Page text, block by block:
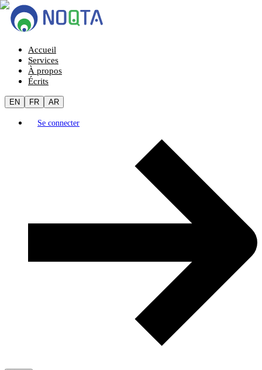
Accueil
Services
À propos
Écrits
EN FR AR
Se connecter